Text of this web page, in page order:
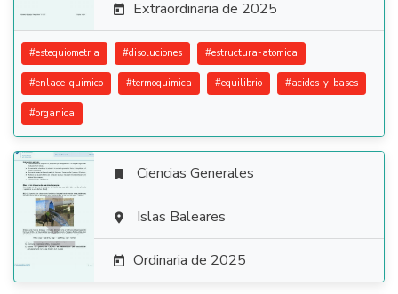
 Extraordinaria de 2025
#estequiometria #disoluciones #estructura-atomica
#enlace-quimico #termoquimica #equilibrio #acidos-y-bases
#organica

 Ciencias Generales
 Islas Baleares
 Ordinaria de 2025